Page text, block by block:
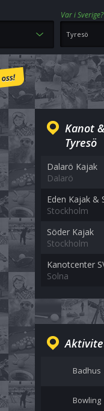
Var i Sverige?
Kanot
Tyresö
Dalarö Kajak
Dalarö
Eden Kajak &
Stockholm
Söder Kajak
Stockholm
Kanotcenter
Solna
Badhus
Bowling